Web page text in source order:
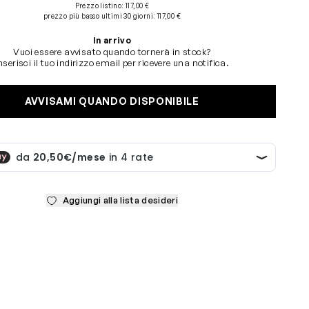
Prezzo listino:117,00 €
prezzo più basso ultimi 30 giorni:117,00 €
In arrivo
Vuoi essere avvisato quando tornerà in stock?
il tuo indirizzo email per ricevere una notifica.
AVVISAMI QUANDO DISPONIBILE
Aggiungi alla lista desideri